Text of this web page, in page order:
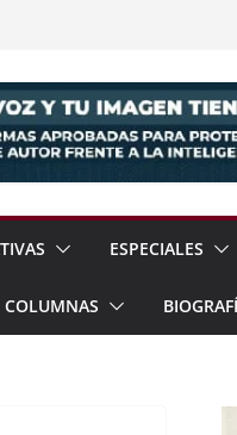
ESPECIALES
COLUMNAS